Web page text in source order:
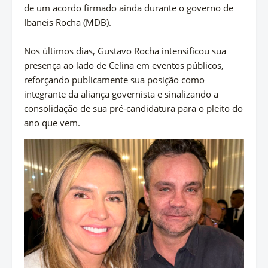
de um acordo firmado ainda durante o governo de
Ibaneis Rocha (MDB).
Nos últimos dias, Gustavo Rocha intensificou sua
presença ao lado de Celina em eventos públicos,
reforçando publicamente sua posição como
integrante da aliança governista e sinalizando a
consolidação de sua pré-candidatura para o pleito do
ano que vem.